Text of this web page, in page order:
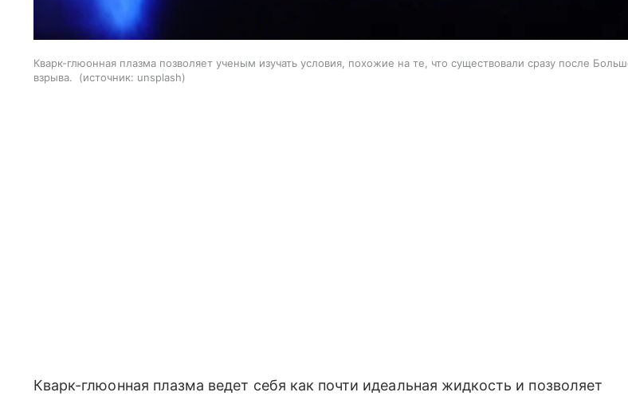
Кварк-глюонная плазма позволяет ученым изучать условия, похожие на те, что существовали сразу после
взрыва.
источник: unsplash
Кварк-глюонная плазма ведет себя как почти идеальная жидкость и позволяет